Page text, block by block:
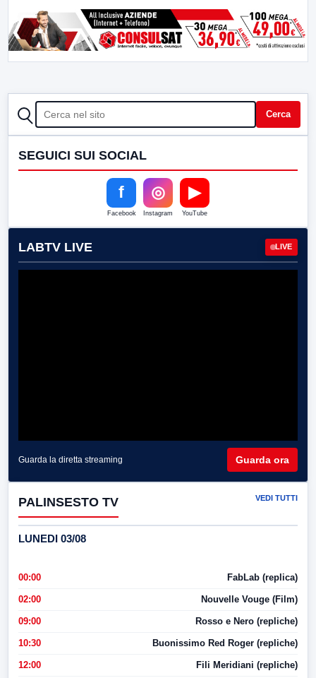
CERCA Cerca
SEGUICI SUI SOCIAL
f
Facebook
◎
Instagram
▶
YouTube
LABTV LIVE LIVE
Guarda la diretta streaming Guarda ora
PALINSESTO TV VEDI TUTTI
LUNEDI 03/08
00:00 FabLab (replica)
02:00 Nouvelle Vouge (Film)
09:00 Rosso e Nero (repliche)
10:30 Buonissimo Red Roger (repliche)
12:00 Fili Meridiani (repliche)